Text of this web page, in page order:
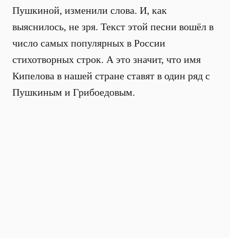
Пушкиной, изменили слова. И, как
выяснилось, не зря. Текст этой песни вошёл в
число самых популярных в России
стихотворных строк. А это значит, что имя
Кипелова в нашей стране ставят в один ряд с
Пушкиным и Грибоедовым.